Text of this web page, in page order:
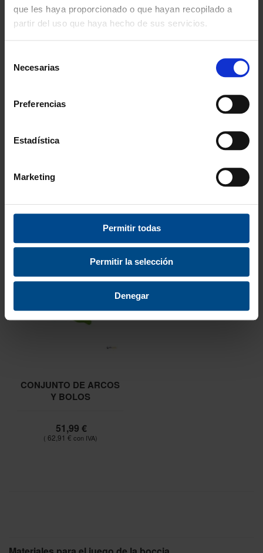
que les haya proporcionado o que hayan recopilado a
partir del uso que haya hecho de sus servicios.
Necesarias
Preferencias
Estadística
Marketing
Permitir todas
Permitir la selección
Denegar
BOCCIA
119,99 €
EXTENSIÓN RAMPA
BOCCIA HANDI LIFE
119,99 €
CONJUNTO DE ARCOS
Y BOLOS
51,99 €
62,91 €